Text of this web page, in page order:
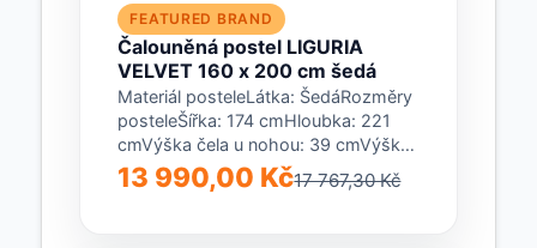
FEATURED BRAND
Čalouněná postel LIGURIA
VELVET 160 x 200 cm šedá
Materiál posteleLátka: ŠedáRozměry
posteleŠířka: 174 cmHloubka: 221
cmVýška čela u nohou: 39 cmVýška
čela u hlavy: 109 cmVýška...
13 990,00 Kč17 767,30 Kč